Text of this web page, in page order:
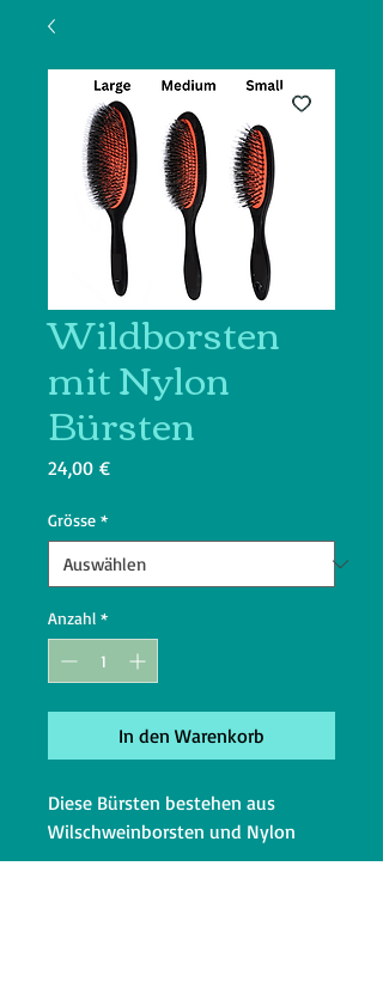
Wildborsten
mit Nylon
Bürsten
24,00 €Preis
Grösse *
Anzahl *
In den Warenkorb
Diese Bürsten bestehen aus
Wilschweinborsten und Nylon